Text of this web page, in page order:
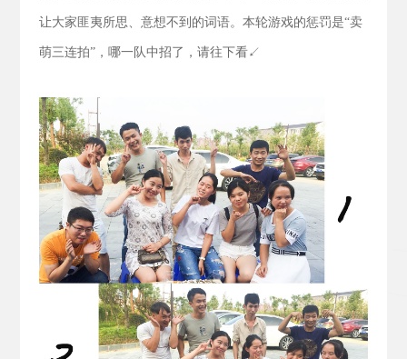
让大家匪夷所思、意想不到的词语。本轮游戏的惩罚是“卖
萌三连拍”，哪一队中招了，请往下看↙